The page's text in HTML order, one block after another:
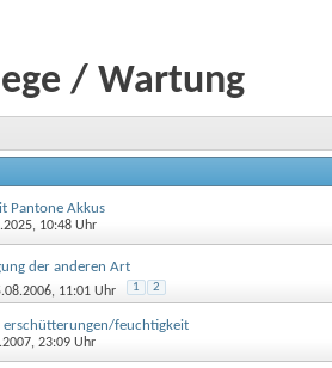
/ Wartung
Pantone Akkus
10:48 Uhr
der anderen Art
11:01 Uhr 1 2
erschütterungen/feuchtigkeit
23:09 Uhr